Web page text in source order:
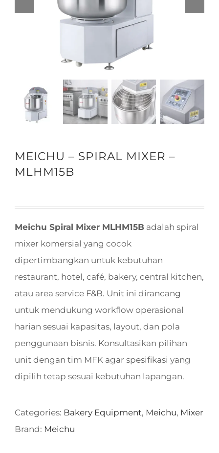
MEICHU – SPIRAL MIXER –
MLHM15B
Meichu Spiral Mixer MLHM15B adalah spiral
mixer komersial yang cocok
dipertimbangkan untuk kebutuhan
restaurant, hotel, café, bakery, central kitchen,
atau area service F&B. Unit ini dirancang
untuk mendukung workflow operasional
harian sesuai kapasitas, layout, dan pola
penggunaan bisnis. Konsultasikan pilihan
unit dengan tim MFK agar spesifikasi yang
dipilih tetap sesuai kebutuhan lapangan.
Categories: Bakery Equipment, Meichu, Mixer
Brand: Meichu